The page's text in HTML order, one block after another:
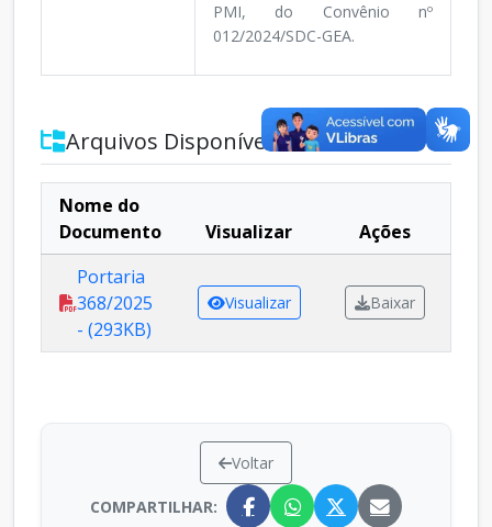
PMI, do Convênio nº
012/2024/SDC-GEA.
Arquivos Disponíveis
Nome do
Documento
Visualizar
Ações
Portaria
368/2025
- (293KB)
Visualizar Baixar
Voltar
COMPARTILHAR: